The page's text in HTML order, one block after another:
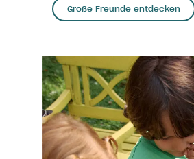
Große Freunde entdecken